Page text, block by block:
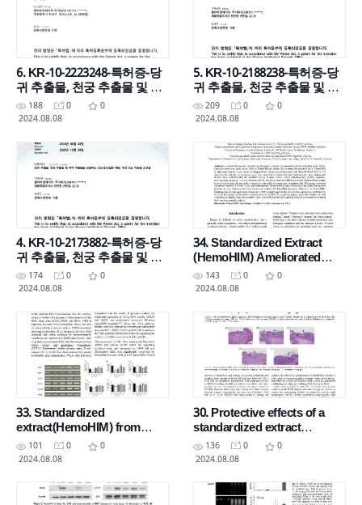
6. KR-10-2223248-특허증-당
귀 추출물, 천궁 추출물 및 작
약 추출물을 포함하는 근력개
선 또는 근감소증 예방, 개선
188 0
0
2024.08.08
5. KR-10-2188238-특허증-당
귀 추출물, 천궁 추출물 및 작
약 추출물을 포함하는 피로 회
복 또는 운동 수행능력 증진용
209 0
0
2024.08.08
4. KR-10-2173882-특허증-당
귀 추출물, 천궁 추출물 및 작
약 추출물을 포함하는 간손상,
간질환 예방, 개선 또는 치료
174 0
0
2024.08.08
34. Standardized Extract
(HemoHIM) Ameliorated
High Intensity Exercise
Induced Fatigue in Mice
143 0
0
2024.08.08
33. Standardized
extract(HemoHIM) from
Angelica gigasNakai,
Cnidiumofficinale Makino
101 0
0
2024.08.08
30. Protective effects of a
standardized extract
(HemoHIM) using
indomethacin- and ethanol
136 0
0
2024.08.08